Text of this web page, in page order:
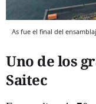
As fue el final del
Uno de los
Saitec